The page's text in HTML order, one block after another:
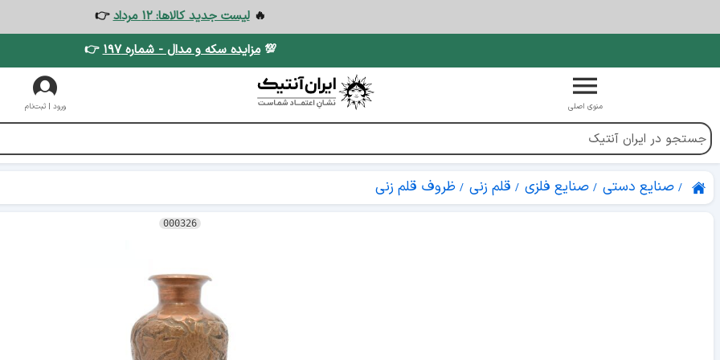
🔥لیست جدید کالاها: ۱۲ مرداد
👉
💯مزایده سکه و مدال - شماره ۱۹۷ 👉
منوی اصلی ورود | ثبت‌نام
صنایع دستی صنایع فلزی قلم زنی ظروف قلم زنی
000326